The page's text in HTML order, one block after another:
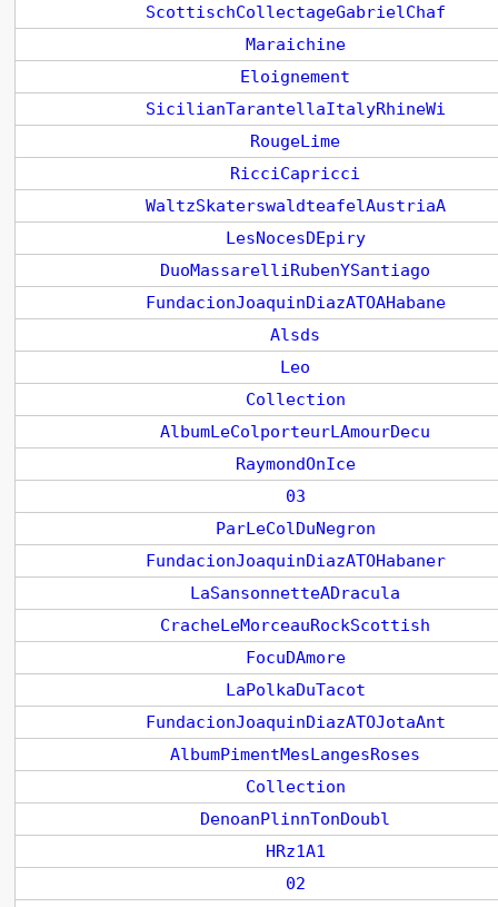
ScottischCollectageGabrielChaf
Maraichine
Eloignement
SicilianTarantellaItalyRhineWi
RougeLime
RicciCapricci
WaltzSkaterswaldteafelAustriaA
LesNocesDEpiry
DuoMassarelliRubenYSantiago
FundacionJoaquinDiazATOAHabane
Alsds
Leo
Collection
AlbumLeColporteurLAmourDecu
RaymondOnIce
03
ParLeColDuNegron
FundacionJoaquinDiazATOHabaner
LaSansonnetteADracula
CracheLeMorceauRockScottish
FocuDAmore
LaPolkaDuTacot
FundacionJoaquinDiazATOJotaAnt
AlbumPimentMesLangesRoses
Collection
DenoanPlinnTonDoubl
HRz1A1
02